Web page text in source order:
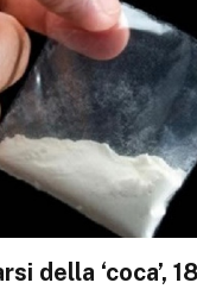
della ‘coca’,